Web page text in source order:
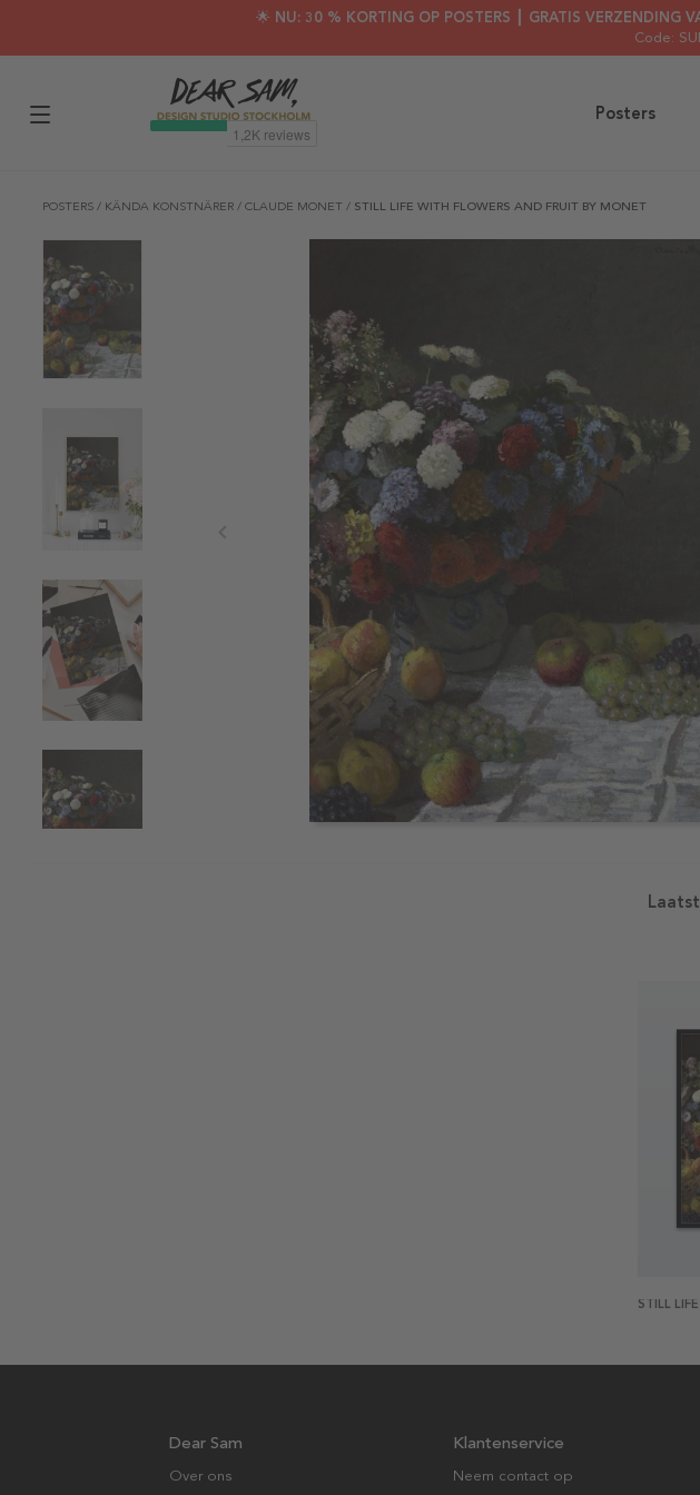
🌟 NU: 30 % KORTING OP POSTERS ┃ GRATIS VERZENDING
Code:
Posters
POSTERS / KÄNDA KONSTNÄRER / CLAUDE MONET / STILL LIFE WITH FLOWERS AND FRUIT BY MONET
Dear Sam
Over ons
Klantenservice
Neem contact op